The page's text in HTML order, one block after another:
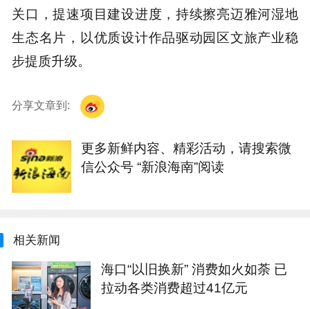
关口，提速项目建设进度，持续擦亮迈雅河湿地
生态名片，以优质设计作品驱动园区文旅产业稳
步提质升级。
分享文章到:
更多新鲜内容、精彩活动，请搜索微
信公众号 “新浪海南”阅读
相关新闻
海口“以旧换新” 消费如火如荼 已
拉动各类消费超过41亿元